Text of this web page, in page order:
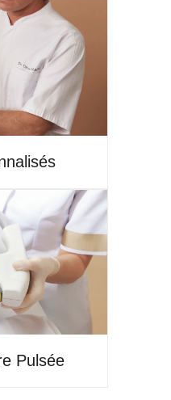
Pulsée